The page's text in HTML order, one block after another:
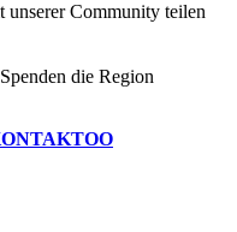
unserer Community teilen
die Region